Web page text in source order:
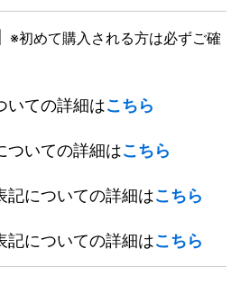
※初めて購入される方は必ずご確
いての詳細はこちら
ついての詳細はこちら
についての詳細はこちら
についての詳細はこちら